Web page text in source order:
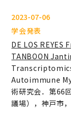
2023-07-06
学会発表
DE LOS
TANBOON
Autoimmune
術研究会．第66
議場），神戸市